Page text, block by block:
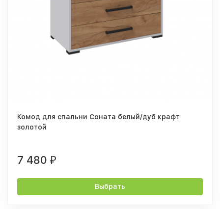
Комод для спальни Соната белый/дуб крафт
золотой
7 480 ₽
Выбрать